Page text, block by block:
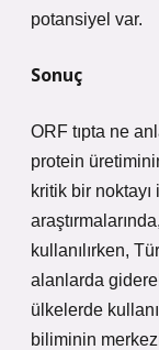
potansiyel var.
Sonuç
ORF tıpta ne
protein
kritik bir
kullanılırken,
alanlarda
ülkelerde
biliminin